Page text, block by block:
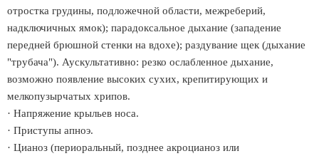
отростка грудины, подложечной области, межреберий,
надключичных ямок); парадоксальное дыхание (западение
передней брюшной стенки на вдохе); раздувание щек (дыхание
"трубача"). Аускультативно: резко ослабленное дыхание,
возможно появление высоких сухих, крепитирующих и
мелкопузырчатых хрипов.
· Напряжение крыльев носа.
· Приступы апноэ.
· Цианоз (периоральный, позднее акроцианоз или